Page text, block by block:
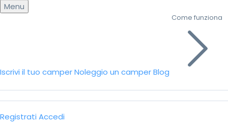
Menu
Iscrivi il tuo camperNoleggio un camperBlog
Come funziona
Registrati Accedi